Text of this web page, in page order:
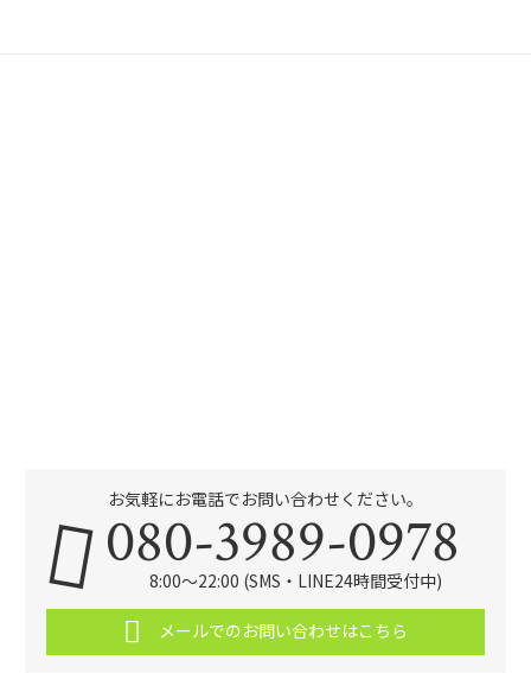
お気軽にお電話でお問い合わせください。
080-3989-0978
8:00～22:00 (SMS・LINE24時間受付中)
メールでのお問い合わせはこちら